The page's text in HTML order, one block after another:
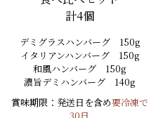
計4個
デミグラスハンバーグ 150g
イタリアンハンバーグ 150g
和風ハンバーグ 150g
濃旨デミハンバーグ 140g
賞味期限：発送日を含め要冷凍で